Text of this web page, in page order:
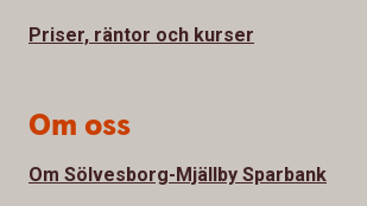
Priser, räntor och kurser
Om oss
Om Sölvesborg-Mjällby Sparbank